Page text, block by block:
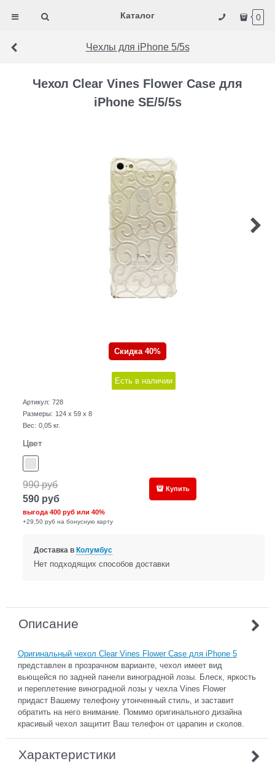
Каталог 0
Чехлы для iPhone 5/5s
Чехол Сlear Vines Flower Case для
iPhone SE/5/5s
Скидка 40%
Есть в наличии
Артикул: 728
Размеры: 124 x 59 x 8
Вес: 0,05 кг.
Цвет
990 руб
590 руб
выгода400 руб или40%
+29,50 руб на бонусную карту
Купить
Доставка в Колумбус
Нет подходящих способов доставки
Описание
Оригинальный чехол Clear Vines Flower Case для iPhone 5
представлен в прозрачном варианте, чехол имеет вид
вьющейся по задней панели виноградной лозы. Блеск, яркость
и переплетение виноградной лозы у чехла Vines Flower
придаст Вашему телефону утонченный стиль, и заставит
обратить на него внимание. Помимо оригинального дизайна
красивый чехол защитит Ваш телефон от царапин и сколов.
Характеристики